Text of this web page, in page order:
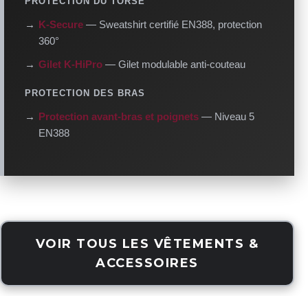
→ K-Secure — Sweatshirt certifié EN388, protection
360°
→ Gilet K-HiPro — Gilet modulable anti-couteau
PROTECTION DES BRAS
→ Protection avant-bras et poignets — Niveau 5
EN388
VOIR TOUS LES VÊTEMENTS &
ACCESSOIRES